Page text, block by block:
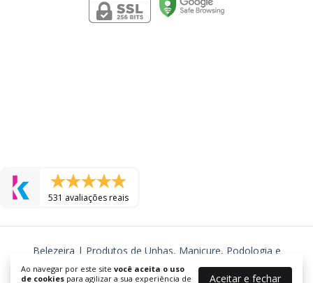
Ao navegar por este site você aceita o uso
de cookies para agilizar a sua experiência de Aceitar e fechar
531 avaliações reais
Belezeira | Produtos de Unhas, Manicure, Podologia e
Cosmeticos
©2026. BELEZEIRA - J R TORRES COSMETICOS LTDA - 24577725000105.